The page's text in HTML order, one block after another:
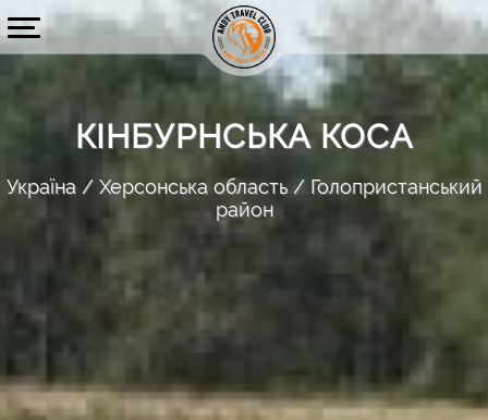
КІНБУРНСЬКА КОСА
Україна Херсонська область
Голопристанський
район